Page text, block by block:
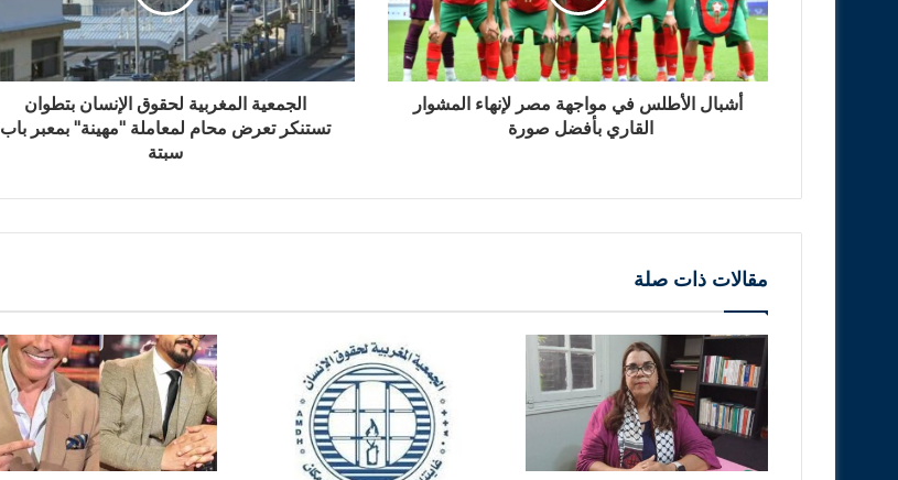
أشبال الأطلس في مواجهة مصر لإنهاء المشوار
القاري بأفضل صورة
الجمعية المغربية لحقوق الإنسان بتطوان
تستنكر تعرض محام لمعاملة "مهينة" بمعبر باب
سبتة
مقالات ذات صلة